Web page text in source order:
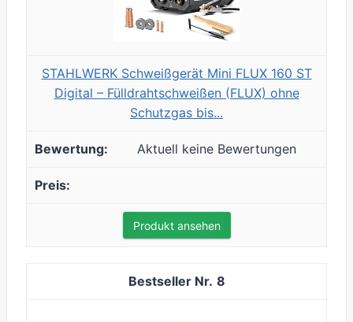
STAHLWERK Schweißgerät Mini FLUX 160 ST
Digital – Fülldrahtschweißen (FLUX) ohne
Schutzgas bis...
Aktuell keine Bewertungen
Produkt ansehen
8